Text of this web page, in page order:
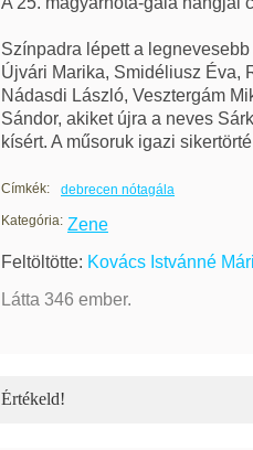
Színpadra lépett a
Újvári Marika, Smidéliusz Éva,
Nádasdi László, Vesztergám
Sándor, akiket újra a neves
kísért. A műsoruk igazi
Címkék:
debrecen nótagála
Kategória: Zene
Feltöltötte: Kovács Istvánné
Látta 346 ember.
Értékeld!